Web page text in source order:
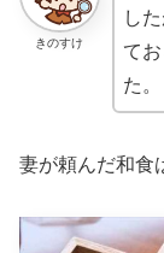
きのすけ
し
て
た。
妻が頼んだ和食